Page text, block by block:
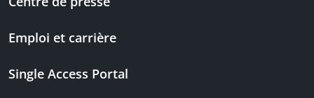
Emploi et carrière
Single Access Portal